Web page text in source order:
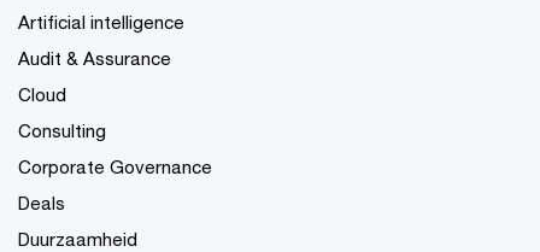
Artificial intelligence
Audit & Assurance
Cloud
Consulting
Corporate Governance
Deals
Duurzaamheid